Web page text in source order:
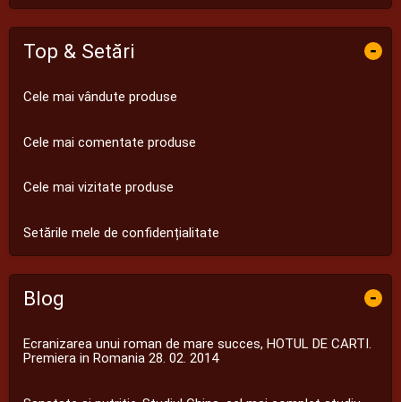
Top & Setări -
Cele mai vândute produse
Cele mai comentate produse
Cele mai vizitate produse
Setările mele de confidențialitate
Blog -
Ecranizarea unui roman de mare succes, HOTUL DE CARTI.
Premiera in Romania 28. 02. 2014